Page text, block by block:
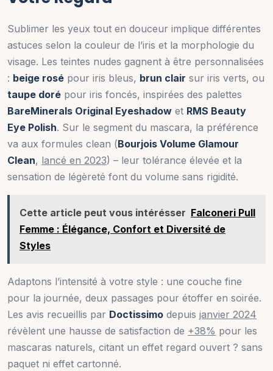
Sublimer les yeux tout en douceur implique différentes
astuces selon la couleur de l’iris et la morphologie du
visage. Les teintes nudes gagnent à être personnalisées
: beige rosé pour iris bleus, brun clair sur iris verts, ou
taupe doré pour iris foncés, inspirées des palettes
BareMinerals Original Eyeshadow et RMS Beauty
Eye Polish. Sur le segment du mascara, la préférence
va aux formules clean (Bourjois Volume Glamour
Clean, lancé en 2023) – leur tolérance élevée et la
sensation de légèreté font du volume sans rigidité.
Cette article peut vous intérésser Falconeri Pull
Femme : Élégance, Confort et Diversité de
Styles
Adaptons l’intensité à votre style : une couche fine
pour la journée, deux passages pour étoffer en soirée.
Les avis recueillis par Doctissimo depuis janvier 2024
révèlent une hausse de satisfaction de +38% pour les
mascaras naturels, citant un effet regard ouvert ? sans
paquet ni effet cartonné.